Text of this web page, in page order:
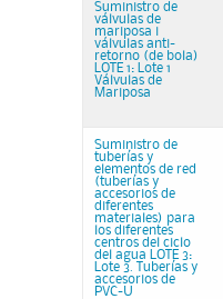
Suministro de
válvulas de
mariposa i
válvulas anti-
retorno (de bola)
LOTE 1: Lote 1
Válvulas de
Mariposa
Suministro de
tuberías y
elementos de red
(tuberías y
accesorios de
diferentes
materiales) para
los diferentes
centros del ciclo
del agua LOTE 3:
Lote 3. Tuberías y
accesorios de
PVC-U